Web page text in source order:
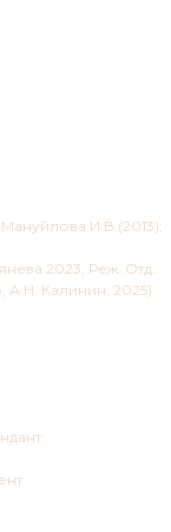
И.В.(2013);
2023, Реж. Отд.
А.Н. Калинин, 2025)